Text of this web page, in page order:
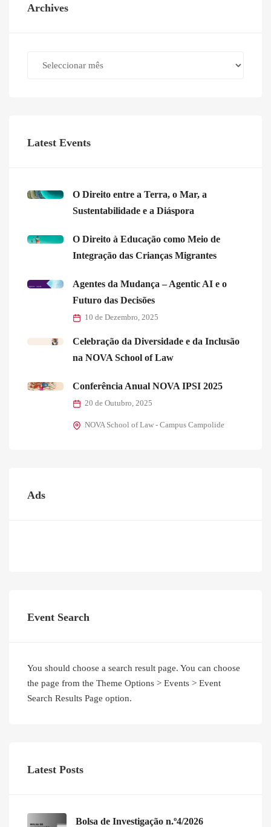
Archives
Latest Events
O Direito entre a Terra, o Mar, a
Sustentabilidade e a Diáspora
O Direito à Educação como Meio de
Integração das Crianças Migrantes
Agentes da Mudança – Agentic AI e o
Futuro das Decisões
10 de Dezembro, 2025
Celebração da Diversidade e da Inclusão
na NOVA School of Law
Conferência Anual NOVA IPSI 2025
20 de Outubro, 2025
NOVA School of Law - Campus Campolide
Ads
Event Search
You should choose a search result page. You can choose
the page from the Theme Options > Events > Event
Search Results Page option.
Latest Posts
Bolsa de Investigação n.º4/2026